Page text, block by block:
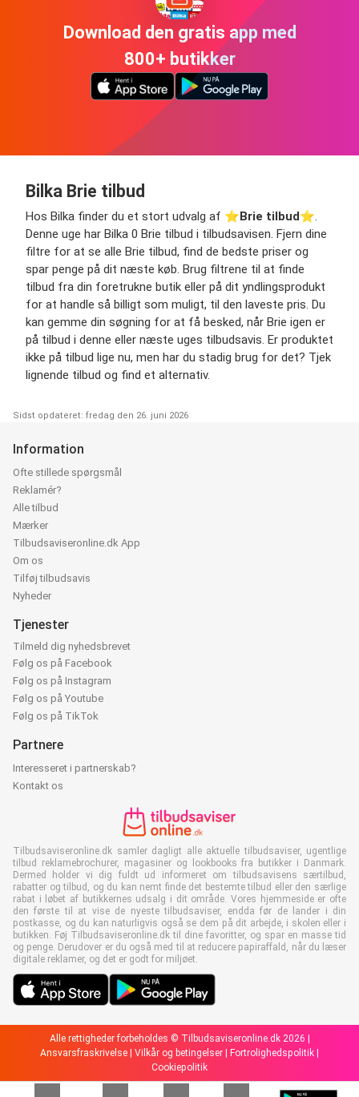
Download den gratis app med
800+ butikker
Bilka Brie tilbud
Hos Bilka finder du et stort udvalg af ⭐️Brie tilbud⭐️.
Denne uge har Bilka 0 Brie tilbud i tilbudsavisen. Fjern dine
filtre for at se alle Brie tilbud, find de bedste priser og
spar penge på dit næste køb. Brug filtrene til at finde
tilbud fra din foretrukne butik eller på dit yndlingsprodukt
for at handle så billigt som muligt, til den laveste pris. Du
kan gemme din søgning for at få besked, når Brie igen er
på tilbud i denne eller næste uges tilbudsavis. Er produktet
ikke på tilbud lige nu, men har du stadig brug for det? Tjek
lignende tilbud og find et alternativ.
Sidst opdateret: fredag den 26. juni 2026
Information
Ofte stillede spørgsmål
Reklamér?
Alle tilbud
Mærker
Tilbudsaviseronline.dk App
Om os
Tilføj tilbudsavis
Nyheder
Tjenester
Tilmeld dig nyhedsbrevet
Følg os på Facebook
Følg os på Instagram
Følg os på Youtube
Følg os på TikTok
Partnere
Interesseret i partnerskab?
Kontakt os
Tilbudsaviseronline.dk samler dagligt alle aktuelle tilbudsaviser, ugentlige
tilbud reklamebrochurer, magasiner og lookbooks fra butikker i Danmark.
Dermed holder vi dig fuldt ud informeret om tilbudsavisens særtilbud,
rabatter og tilbud, og du kan nemt finde det bestemte tilbud eller den særlige
rabat i løbet af butikkernes udsalg i dit område. Vores hjemmeside er ofte
den første til at vise de nyeste tilbudsaviser, endda før de lander i din
postkasse, og du kan naturligvis også se dem på dit arbejde, i skolen eller i
butikken. Føj Tilbudsaviseronline.dk til dine favoritter, og spar en masse tid
og penge. Derudover er du også med til at reducere papiraffald, når du læser
digitale reklamer, og det er godt for miljøet.
Alle rettigheder forbeholdes © Tilbudsaviseronline.dk 2026 |
Ansvarsfraskrivelse
Vilkår og betingelser Fortrolighedspolitik
Cookiepolitik